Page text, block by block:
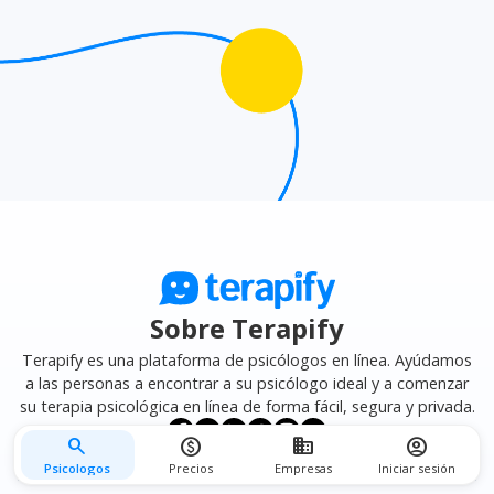
search
Psicologos
monetization_on
Precios
business
Empresas
account_circle
Iniciar sesión
Sobre Terapify
Terapify es una plataforma de psicólogos en línea. Ayúdamos
a las personas a encontrar a su psicólogo ideal y a comenzar
su terapia psicológica en línea de forma fácil, segura y privada.